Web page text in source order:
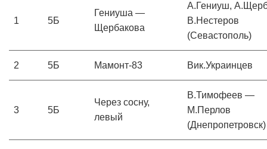
1 5Б
Гениуша —
Щербакова
А.Гениуш,
В.Нестеров
(Севастополь)
2 5Б Мамонт-83 Вик.Украинцев
3 5Б
Через сосну,
левый
В.Тимофеев —
М.Перлов
(Днепропетровск)